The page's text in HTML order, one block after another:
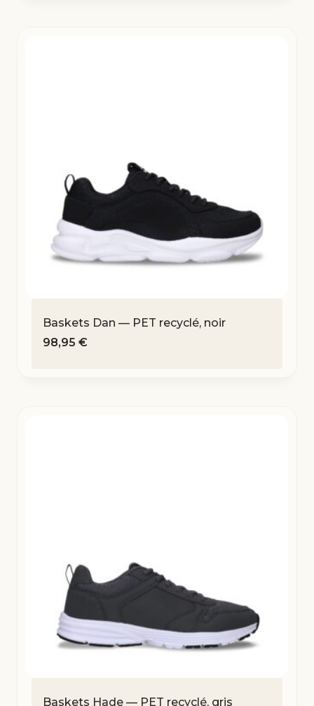
Baskets Dan — PET recyclé, noir
98,95 €
Baskets Hade — PET recyclé, gris